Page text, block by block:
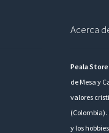
Acerca
Peala Store
de Mesa y
valores
(Colombia).
y los